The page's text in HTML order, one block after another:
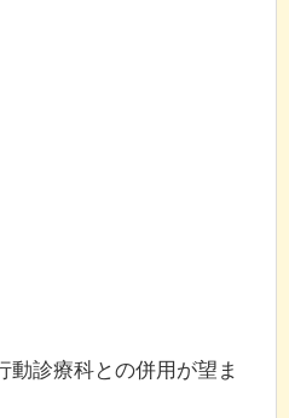
動診療科との併用が望ま